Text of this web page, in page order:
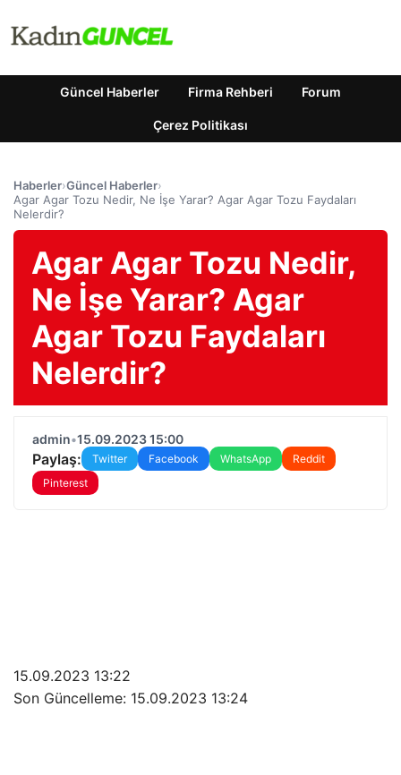
Güncel Haberler Firma Rehberi Forum
Çerez Politikası
Haberler›Güncel Haberler›
Agar Agar Tozu Nedir, Ne İşe Yarar? Agar Agar Tozu Faydaları
Nelerdir?
Agar Agar Tozu Nedir,
Ne İşe Yarar? Agar
Agar Tozu Faydaları
Nelerdir?
admin•15.09.2023 15:00
Paylaş: Twitter Facebook WhatsApp
Reddit
Pinterest
15.09.2023 13:22
Son Güncelleme: 15.09.2023 13:24